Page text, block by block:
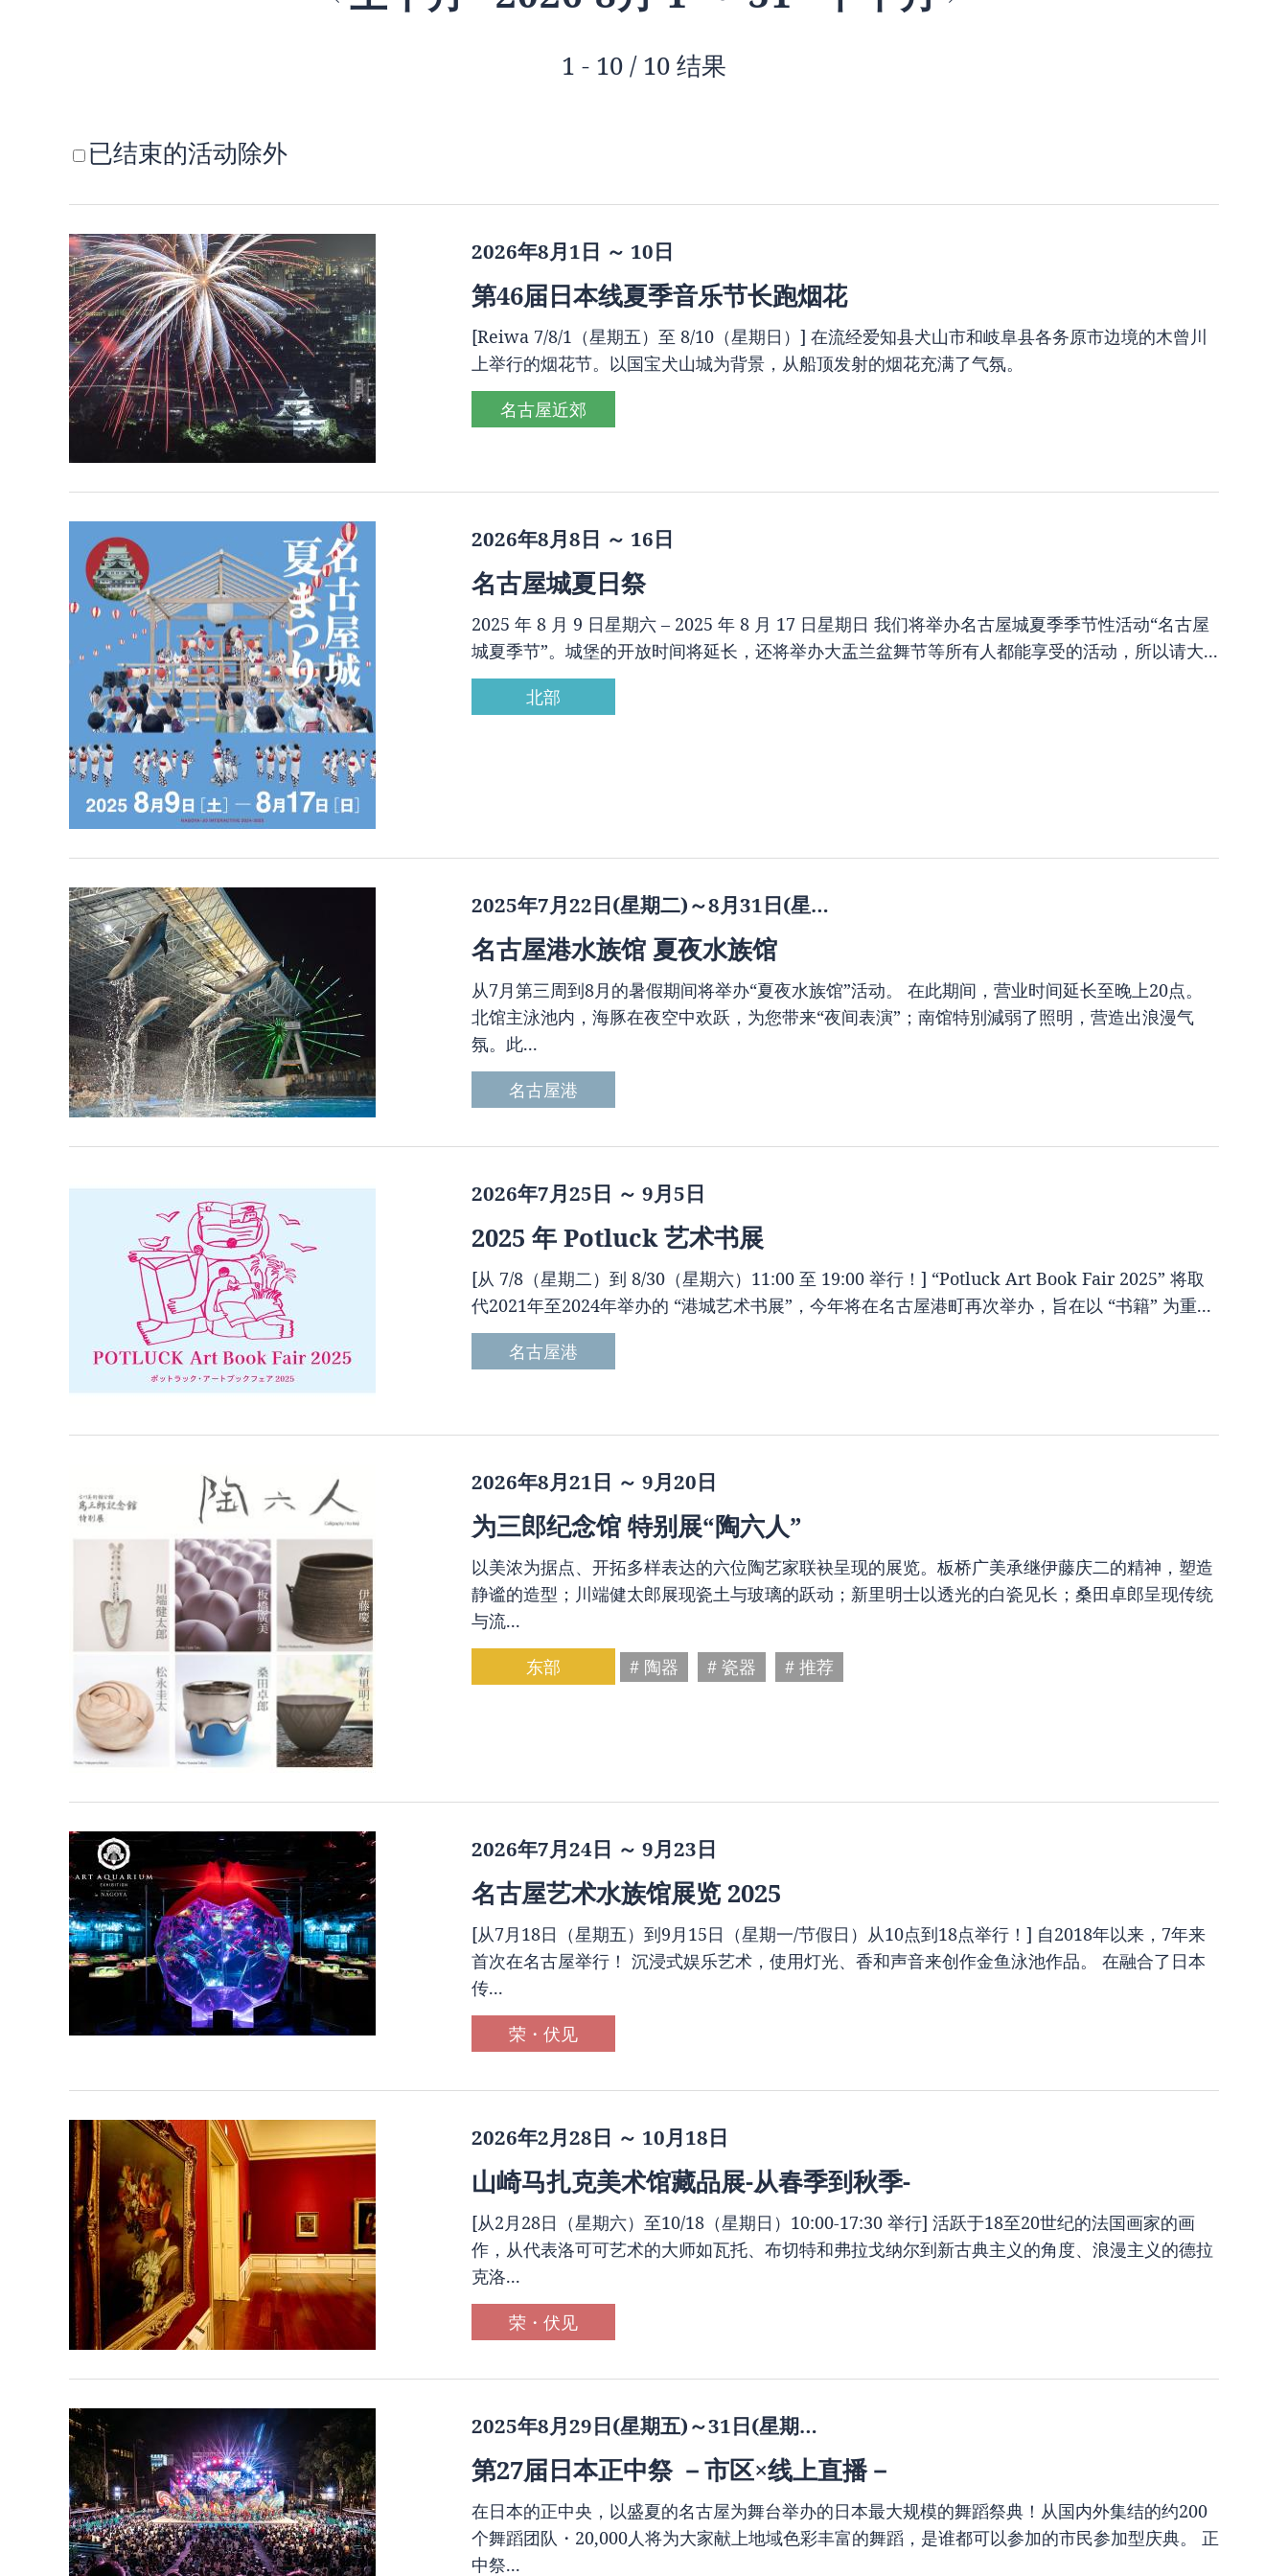
1 - 10 / 10 结果
已结束的活动除外
2026年8月1日 ～ 10日
第46届日本线夏季音乐节长跑烟花
[Reiwa 7/8/1（星期五）至 8/10（星期日）] 在流经爱知县犬山市和岐阜县各务原市边境的木曾川
上举行的烟花节。以国宝犬山城为背景，从船顶发射的烟花充满了气氛。
名古屋近郊
2026年8月8日 ～ 16日
名古屋城夏日祭
2025 年 8 月 9 日星期六 – 2025 年 8 月 17 日星期日 我们将举办名古屋城夏季季节性活动“名古屋
城夏季节”。城堡的开放时间将延长，还将举办大盂兰盆舞节等所有人都能享受的活动，所以请大...
北部
2025年7月22日(星期二)～8月31日(星…
名古屋港水族馆 夏夜水族馆
从7月第三周到8月的暑假期间将举办“夏夜水族馆”活动。 在此期间，营业时间延长至晚上20点。
北馆主泳池内，海豚在夜空中欢跃，为您带来“夜间表演”；南馆特別減弱了照明，营造出浪漫气
氛。此...
名古屋港
2026年7月25日 ～ 9月5日
2025 年 Potluck 艺术书展
[从 7/8（星期二）到 8/30（星期六）11:00 至 19:00 举行！] “Potluck Art Book Fair 2025” 将取
代2021年至2024年举办的 “港城艺术书展”，今年将在名古屋港町再次举办，旨在以 “书籍” 为重...
名古屋港
2026年8月21日 ～ 9月20日
为三郎纪念馆 特别展“陶六人”
以美浓为据点、开拓多样表达的六位陶艺家联袂呈现的展览。板桥广美承继伊藤庆二的精神，塑造
静谧的造型；川端健太郎展现瓷土与玻璃的跃动；新里明士以透光的白瓷见长；桑田卓郎呈现传统
与流...
东部
# 陶器 # 瓷器 # 推荐
2026年7月24日 ～ 9月23日
名古屋艺术水族馆展览 2025
[从7月18日（星期五）到9月15日（星期一/节假日）从10点到18点举行！] 自2018年以来，7年来
首次在名古屋举行！ 沉浸式娱乐艺术，使用灯光、香和声音来创作金鱼泳池作品。 在融合了日本
传...
荣・伏见
2026年2月28日 ～ 10月18日
山崎马扎克美术馆藏品展-从春季到秋季-
[从2月28日（星期六）至10/18（星期日）10:00-17:30 举行] 活跃于18至20世纪的法国画家的画
作，从代表洛可可艺术的大师如瓦托、布切特和弗拉戈纳尔到新古典主义的角度、浪漫主义的德拉
克洛...
荣・伏见
2025年8月29日(星期五)～31日(星期…
第27届日本正中祭 －市区×线上直播－
在日本的正中央，以盛夏的名古屋为舞台举办的日本最大规模的舞蹈祭典！从国内外集结的约200
个舞蹈团队・20,000人将为大家献上地域色彩丰富的舞蹈，是谁都可以参加的市民参加型庆典。 正
中祭...